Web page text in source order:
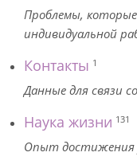
Проблемы,
индивидуальной
Контакты 1
Данные для связи
Наука жизни 131
Опыт достижения